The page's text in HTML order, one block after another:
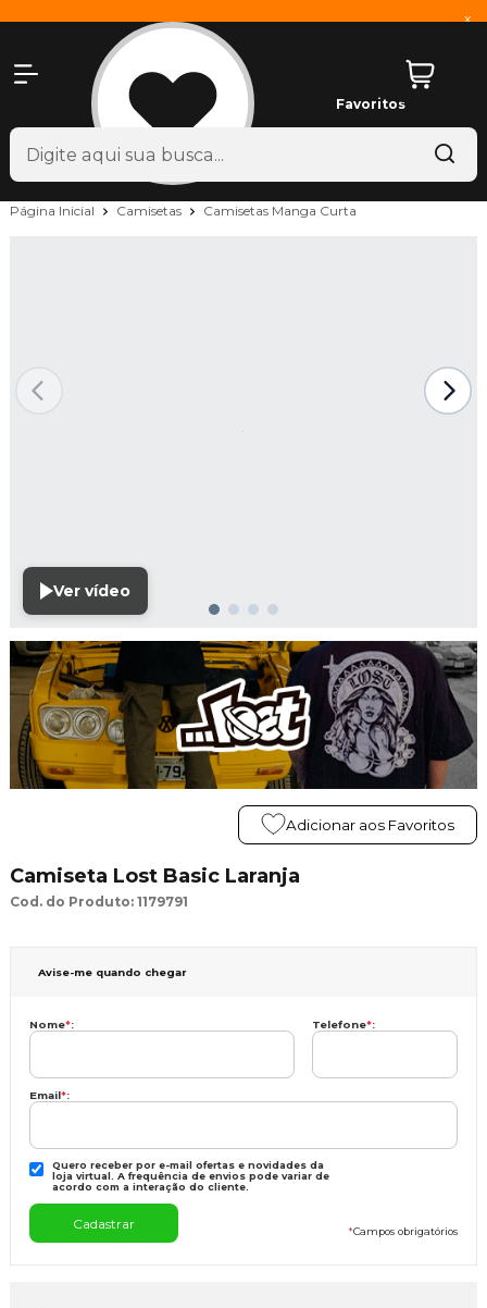
x
Favoritos
Página Inicial Camisetas Camisetas Manga Curta
Ver vídeo
Adicionar aos Favoritos
Camiseta Lost Basic Laranja
Cod. do Produto: 1179791
Avise-me quando chegar
Nome*: Telefone*:
Email*:
Quero receber por e-mail ofertas e novidades da
loja virtual. A frequência de envios pode variar de
acordo com a interação do cliente.
*Campos obrigatórios